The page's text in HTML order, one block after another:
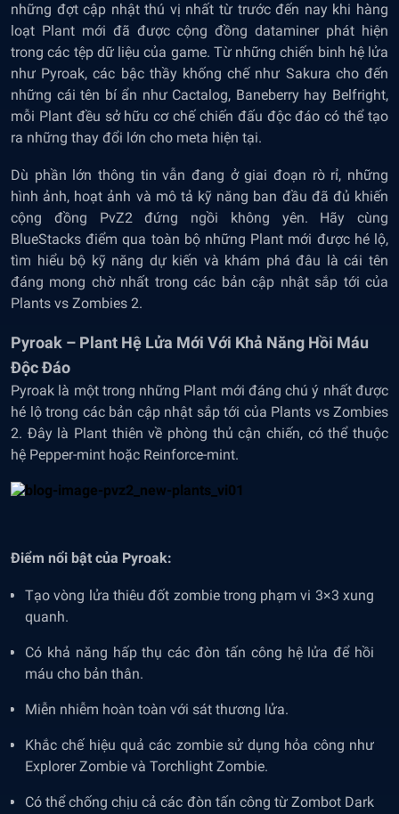
những đợt cập nhật thú vị nhất từ trước đến nay khi hàng
loạt Plant mới đã được cộng đồng dataminer phát hiện
trong các tệp dữ liệu của game. Từ những chiến binh hệ lửa
như Pyroak, các bậc thầy khống chế như Sakura cho đến
những cái tên bí ẩn như Cactalog, Baneberry hay Belfright,
mỗi Plant đều sở hữu cơ chế chiến đấu độc đáo có thể tạo
ra những thay đổi lớn cho meta hiện tại.
Dù phần lớn thông tin vẫn đang ở giai đoạn rò rỉ, những
hình ảnh, hoạt ảnh và mô tả kỹ năng ban đầu đã đủ khiến
cộng đồng PvZ2 đứng ngồi không yên. Hãy cùng
BlueStacks điểm qua toàn bộ những Plant mới được hé lộ,
tìm hiểu bộ kỹ năng dự kiến và khám phá đâu là cái tên
đáng mong chờ nhất trong các bản cập nhật sắp tới của
Plants vs Zombies 2.
Pyroak – Plant Hệ Lửa Mới Với Khả Năng Hồi Máu
Độc Đáo
Pyroak là một trong những Plant mới đáng chú ý nhất được
hé lộ trong các bản cập nhật sắp tới của Plants vs Zombies
2. Đây là Plant thiên về phòng thủ cận chiến, có thể thuộc
hệ Pepper-mint hoặc Reinforce-mint.
Điểm nổi bật của Pyroak:
Tạo vòng lửa thiêu đốt zombie trong phạm vi 3×3 xung
quanh.
Có khả năng hấp thụ các đòn tấn công hệ lửa để hồi
máu cho bản thân.
Miễn nhiễm hoàn toàn với sát thương lửa.
Khắc chế hiệu quả các zombie sử dụng hỏa công như
Explorer Zombie và Torchlight Zombie.
Có thể chống chịu cả các đòn tấn công từ Zombot Dark